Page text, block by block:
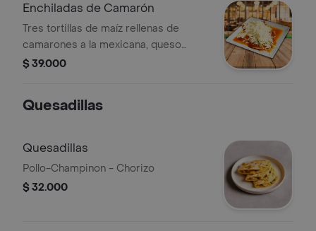
Enchiladas de Camarón
Tres tortillas de maíz rellenas de
camarones a la mexicana, queso
crema en salsa de chile guajillo y
$ 39.000
Quesadillas
Quesadillas
Pollo-Champinon - Chorizo
$ 32.000